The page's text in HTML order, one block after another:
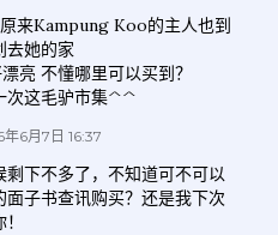
来Kampung Koo的主人也到
去她的家
亮 不懂哪里可以买到？
次这毛驴市集^^
年6月7日 16:37
剩下不多了，不知道可不可以
面子书查讯购买？还是我下次